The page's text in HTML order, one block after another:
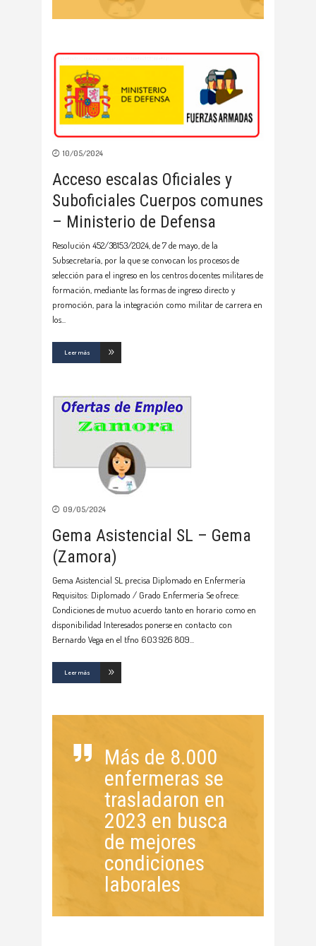
10/05/2024
Acceso escalas Oficiales y
Suboficiales Cuerpos comunes
– Ministerio de Defensa
Resolución 452/38153/2024, de 7 de mayo, de la
Subsecretaría, por la que se convocan los procesos de
selección para el ingreso en los centros docentes militares de
formación, mediante las formas de ingreso directo y
promoción, para la integración como militar de carrera en
los
Leer más
09/05/2024
Gema Asistencial SL – Gema
(Zamora)
Gema Asistencial SL precisa Diplomado en Enfermería
Requisitos: Diplomado / Grado Enfermería Se ofrece:
Condiciones de mutuo acuerdo tanto en horario como en
disponibilidad Interesados ponerse en contacto con
Bernardo Vega en el tfno 603 926 809
Leer más
Más de 8.000
enfermeras se
trasladaron en
2023 en busca
de mejores
condiciones
laborales